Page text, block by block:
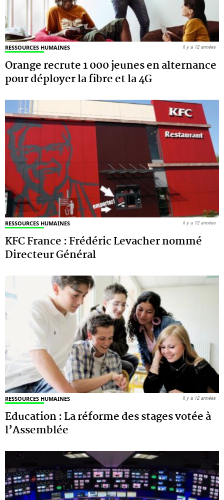
RESSOURCES HUMAINES
Orange recrute 1 000 jeunes en alternance
pour déployer la fibre et la 4G
il y a 12 années
RESSOURCES HUMAINES
KFC France : Frédéric Levacher nommé
Directeur Général
il y a 12 années
RESSOURCES HUMAINES
Education : La réforme des stages votée à
l’Assemblée
il y a 12 années